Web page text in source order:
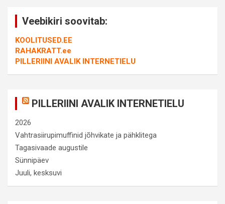
Veebikiri soovitab:
KOOLITUSED.EE
RAHAKRATT.ee
PILLERIINI AVALIK INTERNETIELU
PILLERIINI AVALIK INTERNETIELU
2026
Vahtrasiirupimuffinid jõhvikate ja pähklitega
Tagasivaade augustile
Sünnipäev
Juuli, kesksuvi